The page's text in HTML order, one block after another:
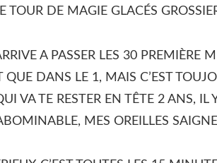
TOUR DE MAGIE GLACÉS
A PASSER LES 30 PREMIÈRE
QUE DANS LE 1, MAIS C’EST
VA TE RESTER EN TÊTE 2 ANS,
MES OREILLES